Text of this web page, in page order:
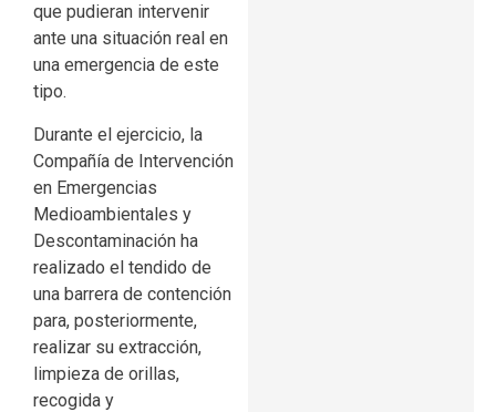
que pudieran intervenir
ante una situación real en
una emergencia de este
tipo.
Durante el ejercicio, la
Compañía de Intervención
en Emergencias
Medioambientales y
Descontaminación ha
realizado el tendido de
una barrera de contención
para, posteriormente,
realizar su extracción,
limpieza de orillas,
recogida y